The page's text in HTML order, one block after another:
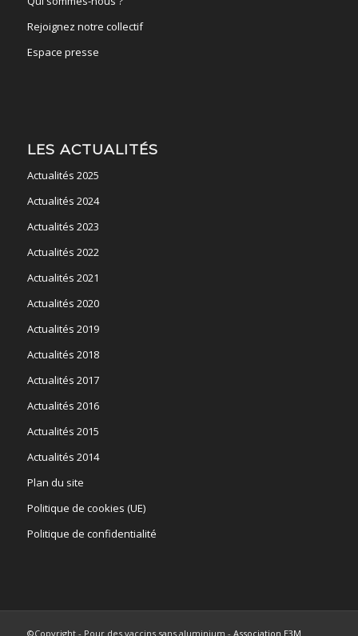
Rejoignez notre collectif
Espace presse
LES ACTUALITÉS
Actualités 2025
Actualités 2024
Actualités 2023
Actualités 2022
Actualités 2021
Actualités 2020
Actualités 2019
Actualités 2018
Actualités 2017
Actualités 2016
Actualités 2015
Actualités 2014
Plan du site
Politique de cookies (UE)
Politique de confidentialité
©Copyright - Pour des vaccins sans aluminium - Association E3M